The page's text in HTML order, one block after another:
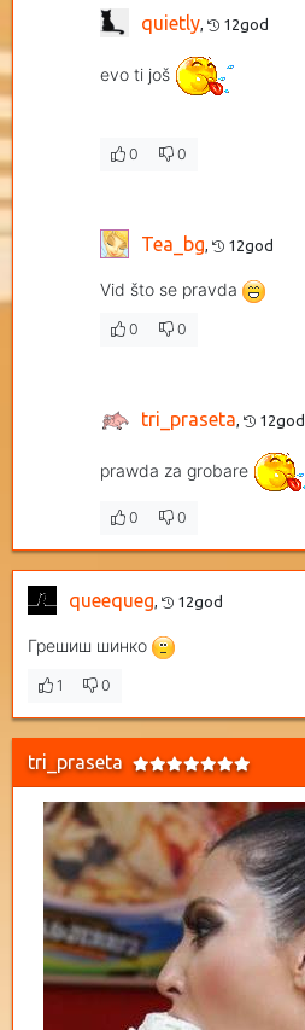
quietly, 12god
evo ti još
0 0
Tea_bg, 12god
Vid što se pravda
0 0
tri_praseta 12god
prawda za grobare
0 0
queequeg 12god
Грешиш шинко
1 0
tri_praseta